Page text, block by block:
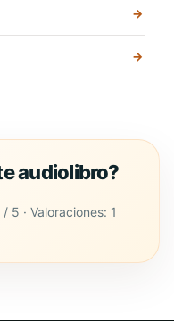
/ 5 · Valoraciones: 1